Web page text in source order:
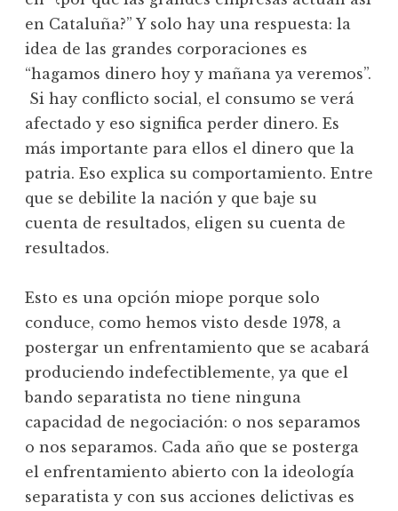
en Cataluña?” Y solo hay una respuesta: la
idea de las grandes corporaciones es
“hagamos dinero hoy y mañana ya veremos”.
Si hay conflicto social, el consumo se verá
afectado y eso significa perder dinero. Es
más importante para ellos el dinero que la
patria. Eso explica su comportamiento. Entre
que se debilite la nación y que baje su
cuenta de resultados, eligen su cuenta de
resultados.
Esto es una opción miope porque solo
conduce, como hemos visto desde 1978, a
postergar un enfrentamiento que se acabará
produciendo indefectiblemente, ya que el
bando separatista no tiene ninguna
capacidad de negociación: o nos separamos
o nos separamos. Cada año que se posterga
el enfrentamiento abierto con la ideología
separatista y con sus acciones delictivas es